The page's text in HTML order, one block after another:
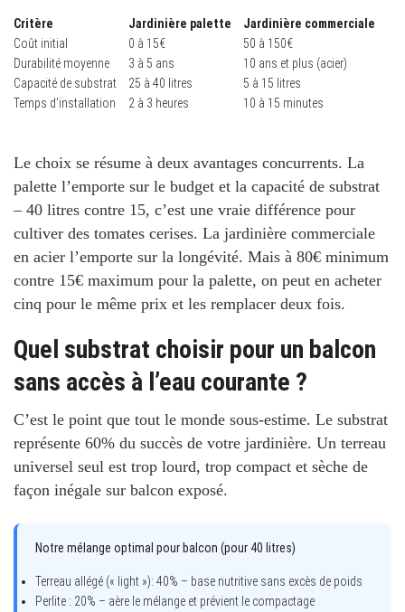
Critère Jardinière palette
Jardinière commerciale
Coût initial
0 à 15€
50 à 150€
Durabilité moyenne
3 à 5 ans
10 ans et plus (acier)
Capacité de substrat
25 à 40 litres
5 à 15 litres
Temps d’installation
2 à 3 heures 10 à 15 minutes
Le choix se résume à deux avantages concurrents. La
palette l’emporte sur le budget et la capacité de substrat
– 40 litres contre 15, c’est une vraie différence pour
cultiver des tomates cerises. La jardinière commerciale
en acier l’emporte sur la longévité. Mais à 80€ minimum
contre 15€ maximum pour la palette, on peut en acheter
cinq pour le même prix et les remplacer deux fois.
Quel substrat choisir pour un balcon
sans accès à l’eau courante ?
C’est le point que tout le monde sous-estime. Le substrat
représente 60% du succès de votre jardinière. Un terreau
universel seul est trop lourd, trop compact et sèche de
façon inégale sur balcon exposé.
Notre mélange optimal pour balcon (pour 40 litres)
Terreau allégé (« light »): 40% – base nutritive sans excès de poids
Perlite : 20% – aère le mélange et prévient le compactage